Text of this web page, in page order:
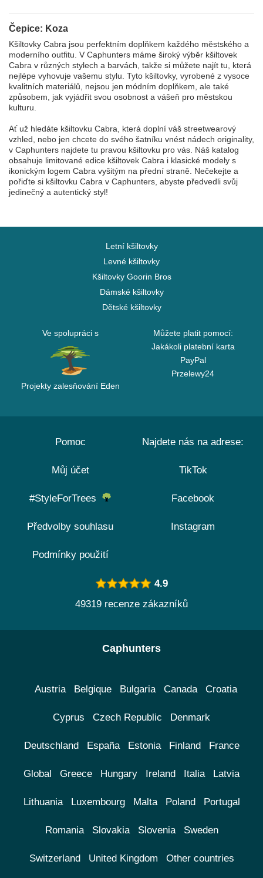
Čepice: Koza
Kšiltovky Cabra jsou perfektním doplňkem každého městského a
moderního outfitu. V Caphunters máme široký výběr kšiltovek
Cabra v různých stylech a barvách, takže si můžete najít tu, která
nejlépe vyhovuje vašemu stylu. Tyto kšiltovky, vyrobené z vysoce
kvalitních materiálů, nejsou jen módním doplňkem, ale také
způsobem, jak vyjádřit svou osobnost a vášeň pro městskou
kulturu.
Ať už hledáte kšiltovku Cabra, která doplní váš streetwearový
vzhled, nebo jen chcete do svého šatníku vnést nádech originality,
v Caphunters najdete tu pravou kšiltovku pro vás. Náš katalog
obsahuje limitované edice kšiltovek Cabra i klasické modely s
ikonickým logem Cabra vyšitým na přední straně. Nečekejte a
pořiďte si kšiltovku Cabra v Caphunters, abyste předvedli svůj
jedinečný a autentický styl!
Letní kšiltovky
Levné kšiltovky
Kšiltovky Goorin Bros
Dámské kšiltovky
Dětské kšiltovky
Ve spolupráci s
Projekty zalesňování Eden
Můžete platit pomocí:
Jakákoli platební karta
PayPal
Przelewy24
Pomoc
Můj účet
#StyleForTrees
Předvolby souhlasu
Podmínky použití
Najdete nás na adrese:
TikTok
Facebook
Instagram
4.9
49319 recenze zákazníků
Caphunters
Austria Belgique Bulgaria Canada Croatia
Cyprus Czech Republic Denmark
Deutschland España Estonia Finland France
Global Greece Hungary Ireland Italia Latvia
Lithuania Luxembourg Malta Poland Portugal
Romania Slovakia Slovenia Sweden
Switzerland United Kingdom Other countries